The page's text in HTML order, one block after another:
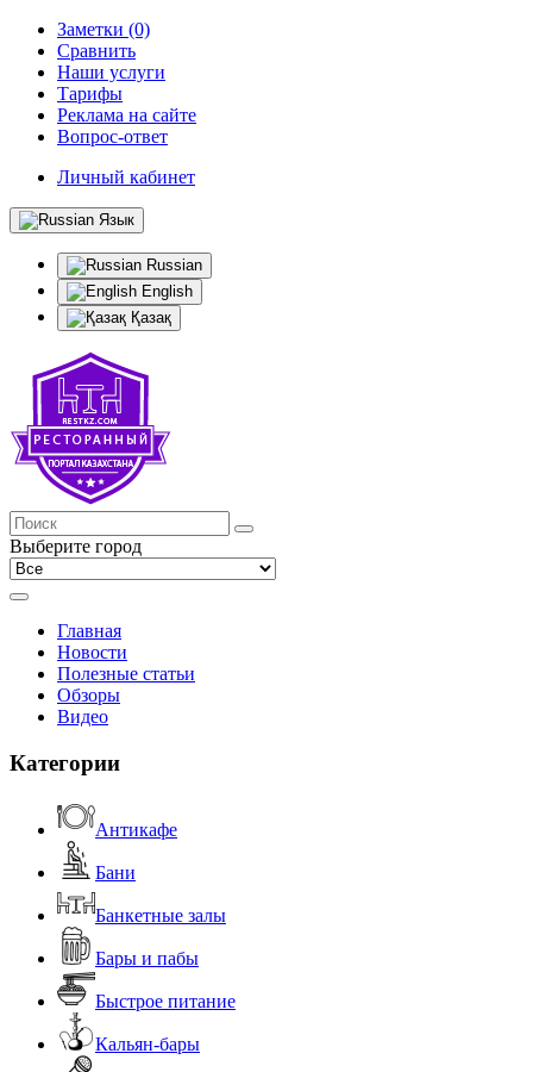
Заметки (0)
Сравнить
Наши услуги
Тарифы
Реклама на сайте
Вопрос-ответ
Личный кабинет
Язык
Russian
English
Қазақ
Выберите город
Главная
Новости
Полезные статьи
Обзоры
Видео
Категории
Антикафе
Бани
Банкетные залы
Бары и пабы
Быстрое питание
Кальян-бары